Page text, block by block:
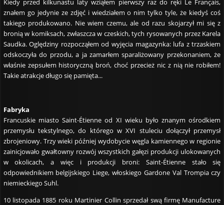
Kiedy przed kilkunastu laty wziąłem pierwszy raz do ręki Le Français,
znałem go jedynie ze zdjęć i wiedziałem o nim tylko tyle, że kiedyś coś
takiego produkowano. Nie wiem czemu, ale od razu skojarzył mi się z
bronią w komiksach, zwłaszcza w czeskich, tych rysowanych przez Karela
Saudka. Oględziny rozpocząłem od wyjęcia magazynka: lufa z trzaskiem
odskoczyła do przodu, a ja zamarłem sparaliżowany przekonaniem, że
właśnie zepsułem historyczną broń, choć przecież nic z nią nie robiłem!
Takie atrakcje długo się pamięta...
Fabryka
Francuskie miasto Saint-Étienne od XI wieku było znanym ośrodkiem
przemysłu tekstylnego, do którego w XVI stuleciu dołączył przemysł
zbrojeniowy. Trzy wieki później wydobycie węgla kamiennego w regionie
zainicjowało gwałtowny rozwój wszystkich gałęzi produkcji ulokowanych
w okolicach, a więc i produkcji broni: Saint-Étienne stało się
odpowiednikiem belgijskiego Liege, włoskiego Gardone Val Trompia czy
niemieckiego Suhl.
10 listopada 1885 roku Martinier Collin sprzedał swą firmę Manufacture